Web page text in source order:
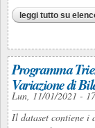
leggi tutto su
Programma
Variazione di
Lun, 11/01/2021 -
Il dataset contiene i